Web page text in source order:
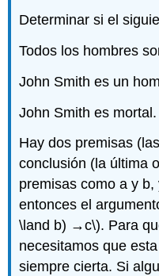
Determinar si el
Todos los hombres
John Smith es un
John Smith es mortal.
Hay dos premisas
conclusión (la última
premisas como a y
entonces el
\land b) →c\). Para
necesitamos que
siempre cierta. Si